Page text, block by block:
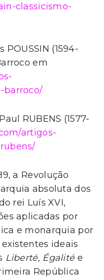
classicismo-
(1594-
em
barroco/
RUBENS (1577-
artigos-
a Revolução
absoluta dos
rei Luís XVI,
aplicadas por
e monarquia por
ideais
Liberté, Égalité e
República